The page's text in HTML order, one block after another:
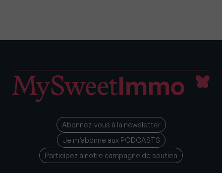
Abonnez-vous à la newsletter
Je m’abonne aux PODCASTS
Participez à notre campagne de soutien